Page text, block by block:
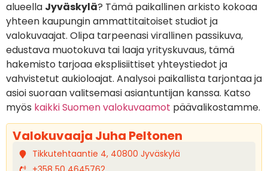
alueella Jyväskylä? Tämä paikallinen arkisto kokoaa
yhteen kaupungin ammattitaitoiset studiot ja
valokuvaajat. Olipa tarpeenasi virallinen passikuva,
edustava muotokuva tai laaja yrityskuvaus, tämä
hakemisto tarjoaa eksplisiittiset yhteystiedot ja
vahvistetut aukioloajat. Analysoi paikallista tarjontaa ja
asioi suoraan valitsemasi asiantuntijan kanssa. Katso
myös kaikki Suomen valokuvaamot päävalikostamme.
Valokuvaaja Juha Peltonen
Tikkutehtaantie 4, 40800 Jyväskylä